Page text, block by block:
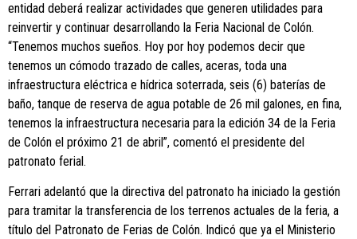
entidad deberá realizar actividades que generen utilidades para
reinvertir y continuar desarrollando la Feria Nacional de Colón.
“Tenemos muchos sueños. Hoy por hoy podemos decir que
tenemos un cómodo trazado de calles, aceras, toda una
infraestructura eléctrica e hídrica soterrada, seis (6) baterías de
baño, tanque de reserva de agua potable de 26 mil galones, en fina,
tenemos la infraestructura necesaria para la edición 34 de la Feria
de Colón el próximo 21 de abril”, comentó el presidente del
patronato ferial.
Ferrari adelantó que la directiva del patronato ha iniciado la gestión
para tramitar la transferencia de los terrenos actuales de la feria, a
título del Patronato de Ferias de Colón. Indicó que ya el Ministerio